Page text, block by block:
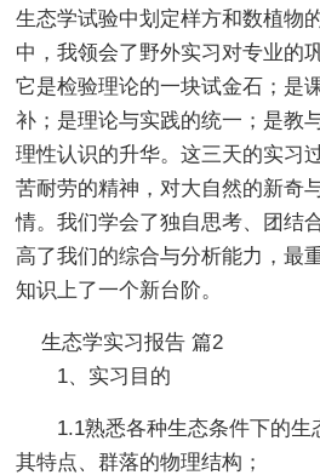
生态学试验中划定样方和数植物
中，我领会了野外实习对专业的
它是检验理论的一块试金石；是
补；是理论与实践的统一；是教
理性认识的升华。这三天的实习
苦耐劳的精神，对大自然的新奇
情。我们学会了独自思考、团结
高了我们的综合与分析能力，最
知识上了一个新台阶。
生态学实习报告 篇2
1、实习目的
1.1熟悉各种生态条件下的生
其特点、群落的物理结构；